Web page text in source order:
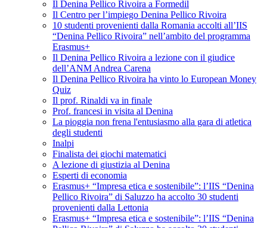
Il Denina Pellico Rivoira a Formedil
Il Centro per l’impiego Denina Pellico Rivoira
10 studenti provenienti dalla Romania accolti all’IIS
“Denina Pellico Rivoira” nell’ambito del programma
Erasmus+
Il Denina Pellico Rivoira a lezione con il giudice
dell’ANM Andrea Carena
Il Denina Pellico Rivoira ha vinto lo European Money
Quiz
Il prof. Rinaldi va in finale
Prof. francesi in visita al Denina
La pioggia non frena l'entusiasmo alla gara di atletica
degli studenti
Inalpi
Finalista dei giochi matematici
A lezione di giustizia al Denina
Esperti di economia
Erasmus+ “Impresa etica e sostenibile”: l’IIS “Denina
Pellico Rivoira” di Saluzzo ha accolto 30 studenti
provenienti dalla Lettonia
Erasmus+ “Impresa etica e sostenibile”: l’IIS “Denina